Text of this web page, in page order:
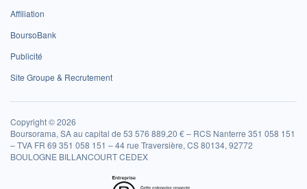
Affiliation
BoursoBank
Publicité
Site Groupe & Recrutement
Copyright © 2026
Boursorama, SA au capital de 53 576 889,20 € – RCS Nanterre 351 058 151
– TVA FR 69 351 058 151 – 44 rue Traversière, CS 80134, 92772
BOULOGNE BILLANCOURT CEDEX